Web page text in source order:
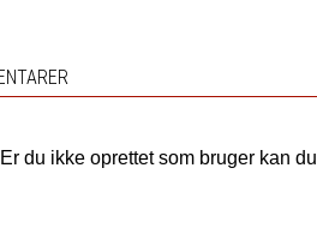
du ikke oprettet som bruger kan du